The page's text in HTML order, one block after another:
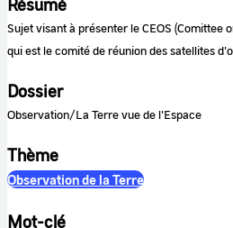
Sujet visant à présenter le CEOS (Comittee
qui est le comité de réunion des satellites
Dossier
Observation/La Terre vue de l'Espace
Thème
Observation de la Terre
Mot-clé